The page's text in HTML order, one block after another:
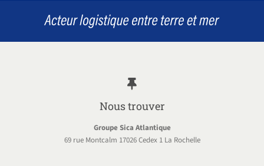
Nous trouver
Groupe Sica Atlantique
69 rue Montcalm 17026 Cedex 1 La Rochelle